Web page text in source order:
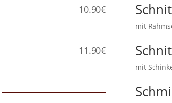
10.90€
11.90€
mit
mit